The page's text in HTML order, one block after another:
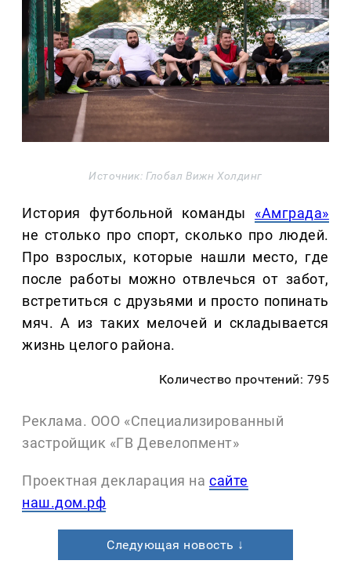
Источник: Глобал Вижн Холдинг
История футбольной команды «Амграда»
не столько про спорт, сколько про людей.
Про взрослых, которые нашли место, где
после работы можно отвлечься от забот,
встретиться с друзьями и просто попинать
мяч. А из таких мелочей и складывается
жизнь целого района.
Количество прочтений: 795
Реклама. ООО «Специализированный
застройщик «ГВ Девелопмент»
Проектная декларация на сайте
наш.дом.рф
Следующая новость ↓